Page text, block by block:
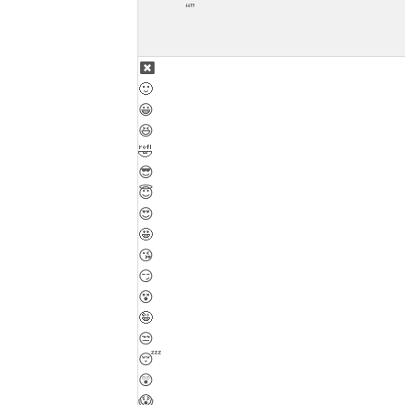
🙂
😀
😆
🤣
😎
😇
😍
🤩
😘
😏
😵
🤪
😒
😴
😲
😱